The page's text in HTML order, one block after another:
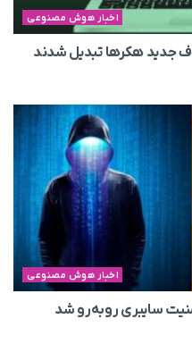
اخبار هوش مصنوعی
هکرها تبدیل شدند
اخبار هوش مصنوعی